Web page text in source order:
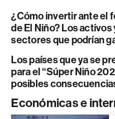
¿Cómo invertir ante el
de El Niño? Los activos
sectores que podrían
Los países que ya se
para el “Súper Niño
posibles
Económicas e